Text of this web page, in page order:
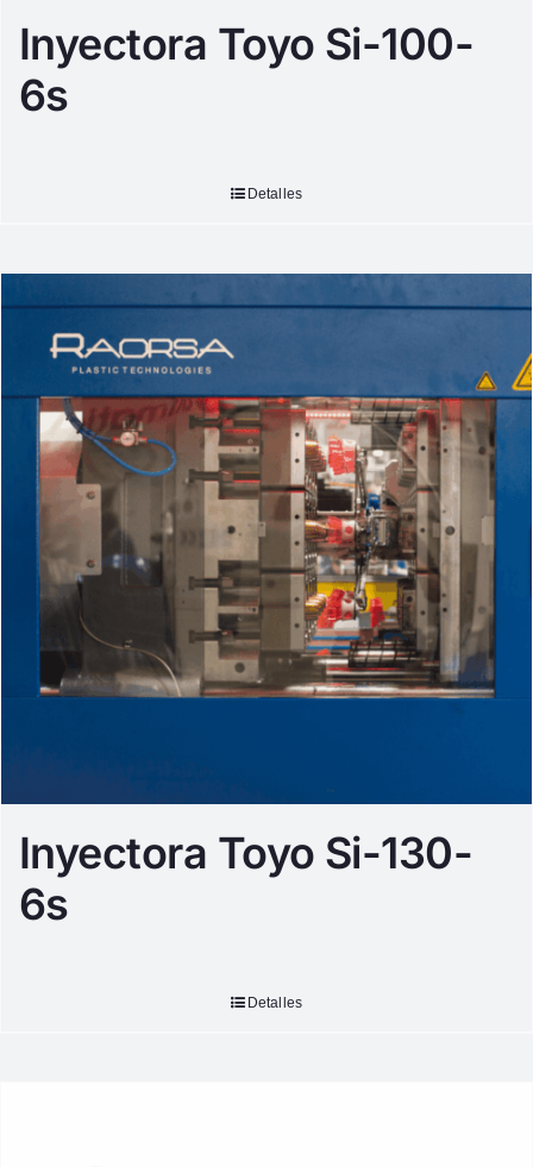
Inyectora Toyo Si-100-
6s
Detalles
Inyectora Toyo Si-130-
6s
Detalles